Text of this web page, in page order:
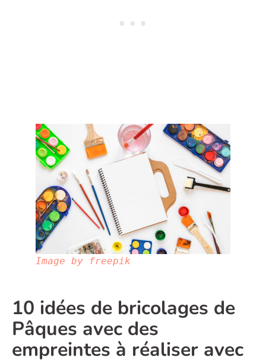
Image by freepik
10 idées de bricolages de
Pâques avec des
empreintes à réaliser avec